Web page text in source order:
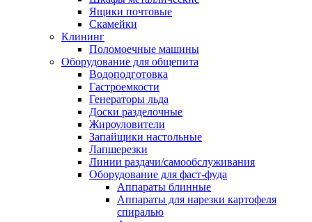
Ящики почтовые
Скамейки
Клининг
Поломоечные машины
Оборудование для общепита
Водоподготовка
Гастроемкости
Генераторы льда
Доски разделочные
Жироуловители
Запайщики настольные
Лапшерезки
Линии раздачи/самообслуживания
Оборудование для фаст-фуда
Аппараты блинные
Аппараты для нарезки картофеля
спиралью